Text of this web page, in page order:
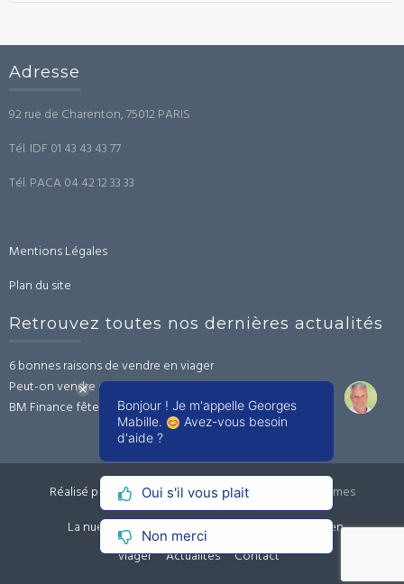
Adresse
92 rue de Charenton, 75012 PARIS
Tél. IDF 01 43 43 43 77
Tél. PACA 04 42 12 33 33
Mentions Légales
Plan du site
Retrouvez toutes nos dernières actualités
6 bonnes raisons de vendre en viager
Peut-on vendre en viager sans l’accord des héritiers ?
BM Finance fête ses 20 ans !
Réalisé par WordPress|Thème :Trusted
par UXL Themes
La nue-propriété
Vendre en viager
Acheter en
viager
Actualités Contact
Bonjour ! Je m'appelle Georges
Mabille.
Avez-vous besoin
d'aide ?
Oui s'il vous plait
Non merci